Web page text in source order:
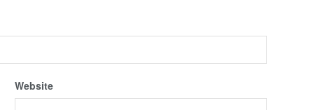
Website